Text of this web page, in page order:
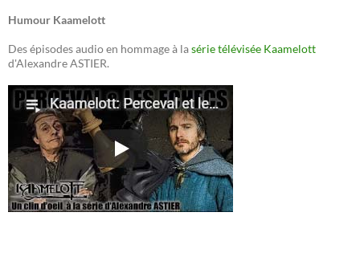
Humour Kaamelott
Des épisodes audio en hommage à lasérie télévisée Kaamelott
d'Alexandre ASTIER.